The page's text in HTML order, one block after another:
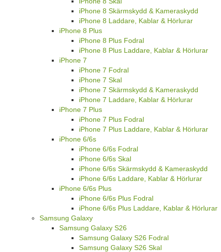
iPhone 8 Skärmskydd & Kameraskydd
iPhone 8 Laddare, Kablar & Hörlurar
iPhone 8 Plus
iPhone 8 Plus Fodral
iPhone 8 Plus Laddare, Kablar & Hörlurar
iPhone 7
iPhone 7 Fodral
iPhone 7 Skal
iPhone 7 Skärmskydd & Kameraskydd
iPhone 7 Laddare, Kablar & Hörlurar
iPhone 7 Plus
iPhone 7 Plus Fodral
iPhone 7 Plus Laddare, Kablar & Hörlurar
iPhone 6/6s
iPhone 6/6s Fodral
iPhone 6/6s Skal
iPhone 6/6s Skärmskydd & Kameraskydd
iPhone 6/6s Laddare, Kablar & Hörlurar
iPhone 6/6s Plus
iPhone 6/6s Plus Fodral
iPhone 6/6s Plus Laddare, Kablar & Hörlurar
Samsung Galaxy
Samsung Galaxy S26
Samsung Galaxy S26 Fodral
Samsung Galaxy S26 Skal